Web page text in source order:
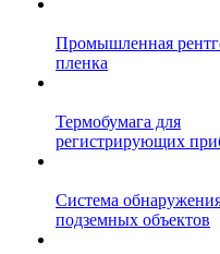
Промышленная
пленка
Термобумага для
регистрирующих
Система
подземных объектов